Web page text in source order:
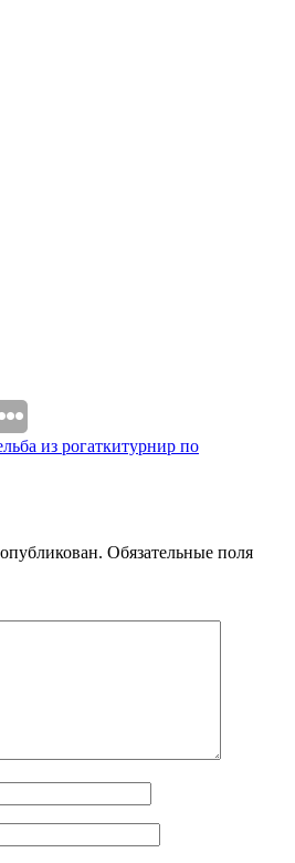
из рогаткитурнир по
Обязательные поля